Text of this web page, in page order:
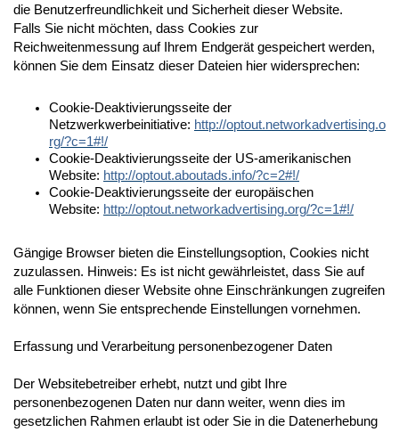
die Benutzerfreundlichkeit und Sicherheit dieser Website.
Falls Sie nicht möchten, dass Cookies zur
Reichweitenmessung auf Ihrem Endgerät gespeichert werden,
können Sie dem Einsatz dieser Dateien hier widersprechen:
Cookie-Deaktivierungsseite der
Netzwerkwerbeinitiative: http://optout.networkadvertising.o
rg/?c=1#!/
Cookie-Deaktivierungsseite der US-amerikanischen
Website: http://optout.aboutads.info/?c=2#!/
Cookie-Deaktivierungsseite der europäischen
Website: http://optout.networkadvertising.org/?c=1#!/
Gängige Browser bieten die Einstellungsoption, Cookies nicht
zuzulassen. Hinweis: Es ist nicht gewährleistet, dass Sie auf
alle Funktionen dieser Website ohne Einschränkungen zugreifen
können, wenn Sie entsprechende Einstellungen vornehmen.
Erfassung und Verarbeitung personenbezogener Daten
Der Websitebetreiber erhebt, nutzt und gibt Ihre
personenbezogenen Daten nur dann weiter, wenn dies im
gesetzlichen Rahmen erlaubt ist oder Sie in die Datenerhebung